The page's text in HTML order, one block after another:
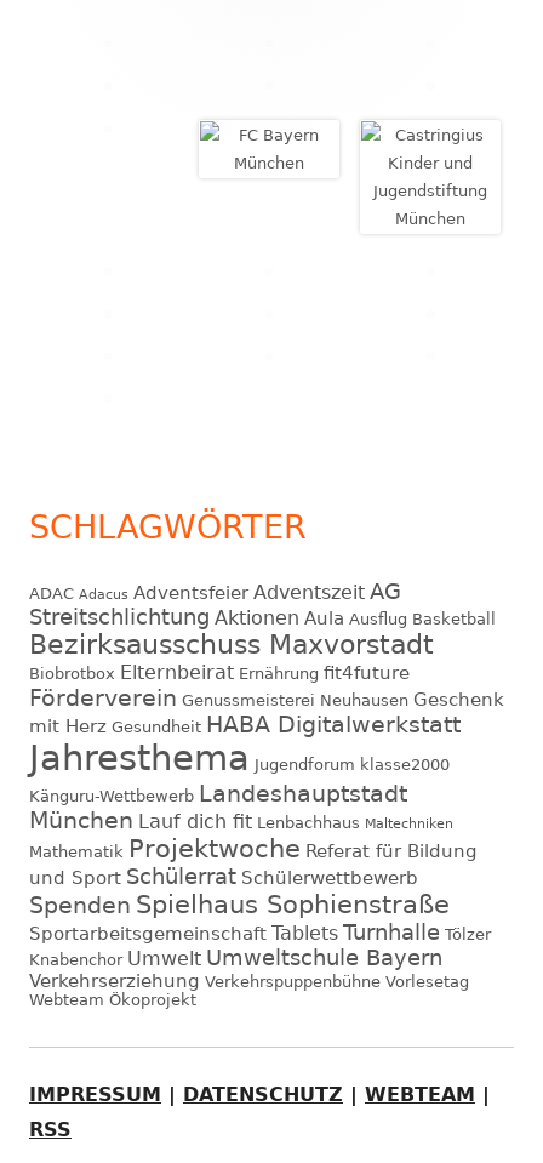
SCHLAGWÖRTER
ADAC Adacus Adventsfeier Adventszeit AG
Streitschlichtung Aktionen Aula Ausflug Basketball
Bezirksausschuss Maxvorstadt
Biobrotbox Elternbeirat Ernährung fit4future
Förderverein Genussmeisterei Neuhausen Geschenk
mit Herz Gesundheit HABA Digitalwerkstatt
Jahresthema Jugendforum klasse2000
Känguru-Wettbewerb Landeshauptstadt
München Lauf dich fit Lenbachhaus Maltechniken
Mathematik Projektwoche Referat für Bildung
und Sport Schülerrat Schülerwettbewerb
Spenden Spielhaus Sophienstraße
Sportarbeitsgemeinschaft Tablets Turnhalle Tölzer
Knabenchor Umwelt Umweltschule Bayern
Verkehrserziehung Verkehrspuppenbühne Vorlesetag
Webteam Ökoprojekt
IMPRESSUM | DATENSCHUTZ | WEBTEAM |
RSS